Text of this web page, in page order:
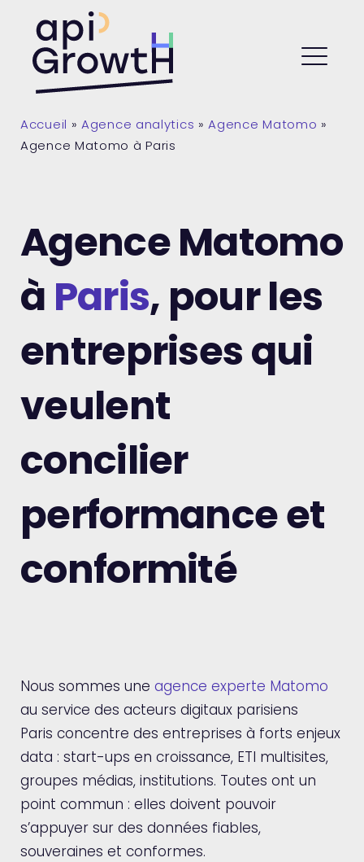
contentAPI Growth
Accueil »Agence analytics »Agence Matomo »
Agence Matomo à Paris
Agence Matomo
à Paris, pour les
entreprises qui
veulent
concilier
performance et
conformité
Nous sommes une agence experte Matomo
au service des acteurs digitaux parisiens
Paris concentre des entreprises à forts enjeux
data : start-ups en croissance, ETI multisites,
groupes médias, institutions. Toutes ont un
point commun : elles doivent pouvoir
s’appuyer sur des données fiables,
souveraines et conformes.